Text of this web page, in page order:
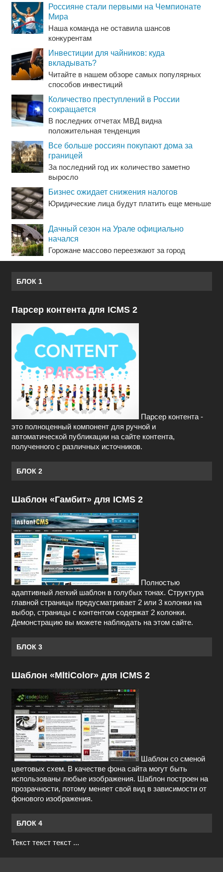
Россияне стали первыми на Чемпионате
Мира
Наша команда не оставила шансов
конкурентам
Инвестиции для чайников: куда
вкладывать?
Читайте в нашем обзоре самых популярных
способов инвестиций
Количество преступлений в России
сокращается
В последних отчетах МВД видна
положительная тенденция
Все больше россиян покупают дома за
границей
За последний год их количество заметно
выросло
Бизнес ожидает снижения налогов
Юридические лица будут платить еще меньше
Дачный сезон на Урале официально
начался
Горожане массово переезжают за город
БЛОК 1
Парсер контента для ICMS 2
Парсер контента -
это полноценный компонент для ручной и
автоматической публикации на сайте контента,
полученного с различных источников.
БЛОК 2
Шаблон «Гамбит» для ICMS 2
Полностью
адаптивный легкий шаблон в голубых тонах. Структура
главной страницы предусматривает 2 или 3 колонки на
выбор, страницы с контентом содержат 2 колонки.
Демонстрацию вы можете наблюдать на этом сайте.
БЛОК 3
Шаблон «MltiColor» для ICMS 2
Шаблон со сменой
цветовых схем. В качестве фона сайта могут быть
использованы любые изображения. Шаблон построен на
прозрачности, потому меняет свой вид в зависимости от
фонового изображения.
БЛОК 4
Текст текст текст ...